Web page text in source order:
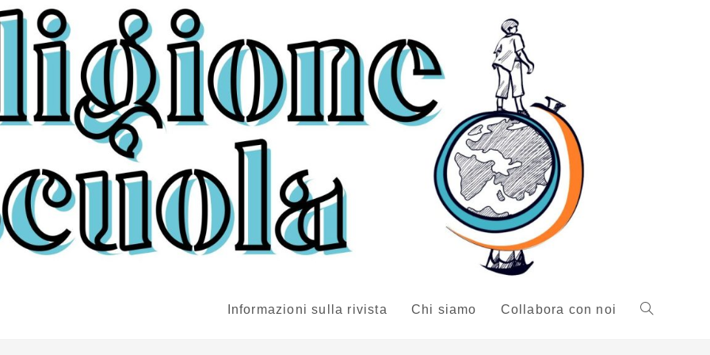
Informazioni sulla rivista Chi siamo Collabora con noi Attiva/